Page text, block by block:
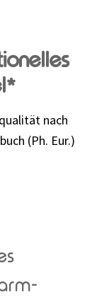
nach
(Ph. Eur.)